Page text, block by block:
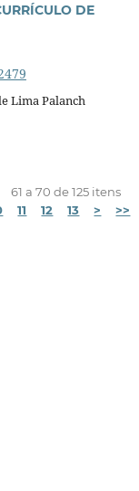
DE
Lima Palanch
61 a 70 de 125 itens
11 12 13 > >>